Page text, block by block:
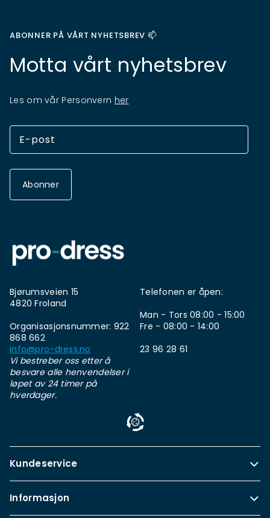
ABONNER PÅ VÅRT NYHETSBREV 📫
Motta vårt nyhetsbrev
Les om vår Personvern her
Abonner
Bjørumsveien 15
4820 Froland
Organisasjonsnummer: 922
868 662
info@pro-dress.no
Vi bestreber oss etter å
besvare alle henvendelser i
løpet av 24 timer på
hverdager.
Telefonen er åpen:
Man - Tors 08:00 - 15:00
Fre - 08:00 - 14:00
23 96 28 61
Kundeservice
Informasjon